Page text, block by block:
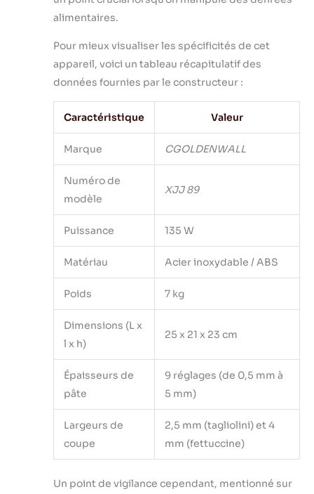
alimentaires.
Pour mieux visualiser les spécificités de cet
appareil, voici un tableau récapitulatif des
données fournies par le constructeur :
Caractéristique Valeur
Marque CGOLDENWALL
Numéro de
modèle
XJJ 89
Puissance 135 W
Matériau Acier inoxydable / ABS
Poids 7 kg
Dimensions (L x
l x h)
25 x 21 x 23 cm
Épaisseurs de
pâte
9 réglages (de 0,5 mm à
5 mm)
Largeurs de
coupe
2,5 mm (tagliolini) et 4
mm (fettuccine)
Un point de vigilance cependant, mentionné sur